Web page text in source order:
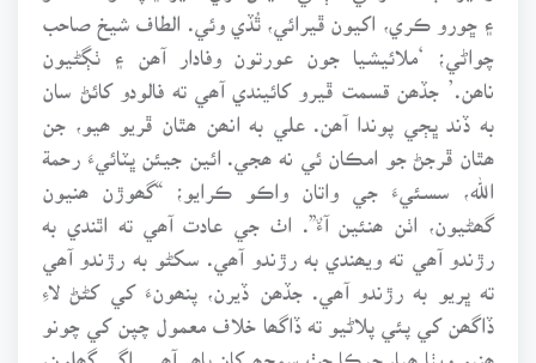
۽ ڇورو ڪري، اکيون ڦيرائي، ٿُڏي وئي. الطاف شيخ صاحب
چواڻي؛ ‘ملائيشيا جون عورتون وفادار آھن ۽ ٺڳڻيون
ناھن.’ جڏھن قسمت ڦيرو کائيندي آھي ته فالودو کائڻ سان
به ڏند ڀڄي پوندا آھن. علي به انھن ھٿان ڦريو ھيو، جن
ھٿان ڦرجڻ جو امڪان ئي نه ھجي. ائين جيئن ڀٽائيءَ رحمة
اللھ، سسئيءَ جي واتان واڪو ڪرايو؛ “گھوڙن ھنيون
گھڻيون، اٺن ھنئين آ”. اٺ جي عادت آھي ته اٿندي به
رڙندو آھي ته ويھندي به رڙندو آھي. سکڻو به رڙندو آھي
ته ڀريو به رڙندو آھي. جڏھن ڏيرن، پنھونءَ کي کڻڻ لاءِ
ڏاگھن کي پئي پلاڻيو ته ڏاگھا خلاف معمول چپن کي چونو
ھنيو ويٺا ھيا، جيڪا جٺ سمجھ کان ٻاھر آھي. اڳي گھلون،